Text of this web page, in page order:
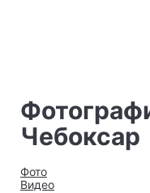
Чебоксар
Фото
Видео